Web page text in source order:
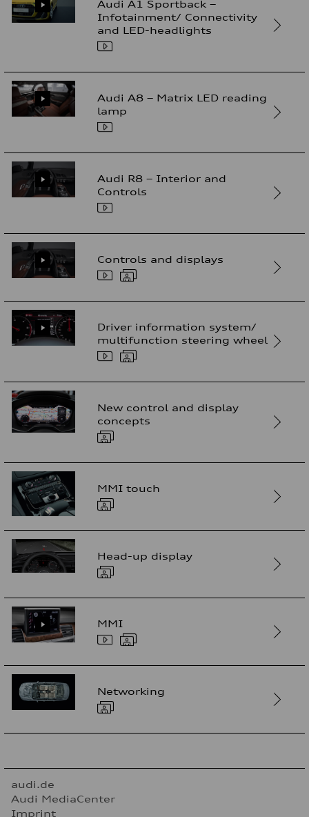
Audi A1 Sportback –
Infotainment/ Connectivity
and LED-headlights
Audi A8 – Matrix LED reading
lamp
Audi R8 – Interior and
Controls
Controls and displays
Driver information system/
multifunction steering wheel
New control and display
concepts
MMI touch
Head-up display
MMI
Networking
audi.de
Audi MediaCenter
Imprint